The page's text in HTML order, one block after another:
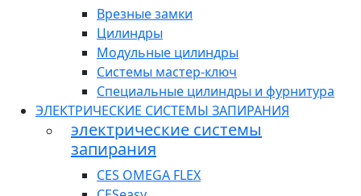
Врезные замки
Цилиндры
Модульные цилиндры
Системы мастер-ключ
Специальные цилиндры и фурнитура
ЭЛЕКТРИЧЕСКИЕ СИСТЕМЫ ЗАПИРАНИЯ
электрические системы
запирания
CES OMEGA FLEX